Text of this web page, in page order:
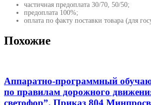
частичная предоплата 30/70, 50/50;
предоплата 100%;
оплата по факту поставки товара (для
Похожие
Аппаратно-программный
по правилам дорожного
светофор”. Приказ 804